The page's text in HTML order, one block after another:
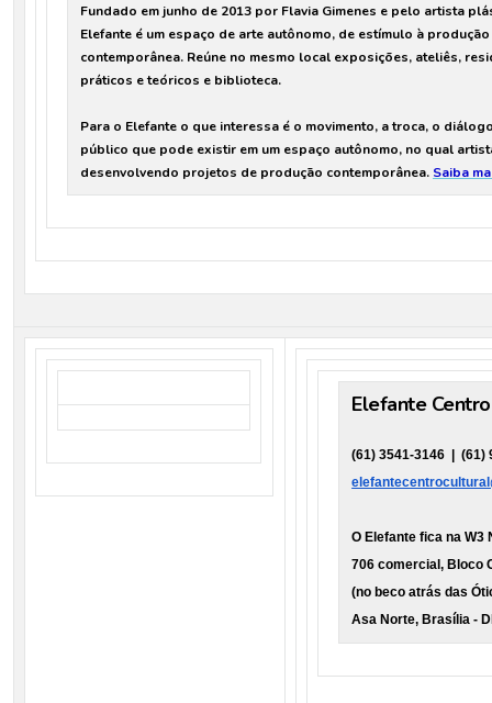
Fundado em junho de 2013 por Flavia Gimenes e pelo artista
Elefante é um espaço de arte autônomo, de estímulo à
contemporânea. Reúne no mesmo local exposições, ateliês,
práticos e teóricos e biblioteca.
Para o Elefante o que interessa é o movimento, a troca, o
público que pode existir em um espaço autônomo, no qual
desenvolvendo projetos de produção contemporânea. Saiba
Elefante
(61) 3541-3146 | (61)
O Elefante fica na W3
706 comercial, Bloco
(no beco atrás das
Asa Norte, Brasília -